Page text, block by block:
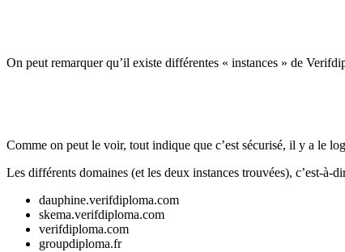
On peut remarquer qu’il existe différentes « instances » de
Comme on peut le voir, tout indique que c’est sécurisé, il y a le
Les différents domaines (et les deux instances trouvées), c’est-à-
dauphine.verifdiploma.com
skema.verifdiploma.com
verifdiploma.com
groupdiploma.fr